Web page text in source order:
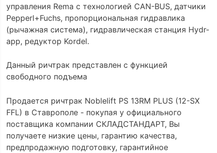
управления Rema с технологией CAN-BUS, датчики
Pepperl+Fuchs, пропорциональная гидравлика
(рычажная система), гидравлическая станция Hydr-
app, редуктор Kordel.
Данный ричтрак представлен с функцией
свободного подъема
Продается ричтрак Noblelift PS 13RM PLUS (12-SX
FFL) в Ставрополе - покупая у официального
поставщика компании СКЛАДСТАНДАРТ, Вы
получаете низкие цены, гарантию качества,
предпродажную подготовку, гарантийное